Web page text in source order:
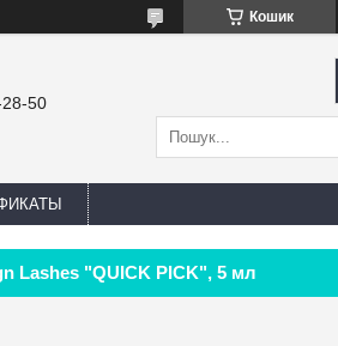
Кошик
50
Lashes "QUICK PICK", 5 мл